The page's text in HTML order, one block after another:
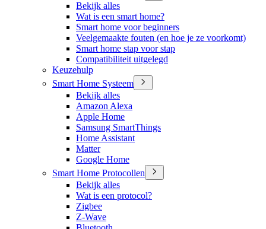
Bekijk alles
Wat is een smart home?
Smart home voor beginners
Veelgemaakte fouten (en hoe je ze voorkomt)
Smart home stap voor stap
Compatibiliteit uitgelegd
Keuzehulp
Smart Home Systeem
Bekijk alles
Amazon Alexa
Apple Home
Samsung SmartThings
Home Assistant
Matter
Google Home
Smart Home Protocollen
Bekijk alles
Wat is een protocol?
Zigbee
Z-Wave